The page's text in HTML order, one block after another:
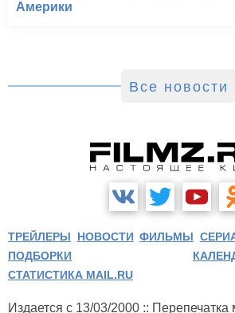
Америки
Все новости
ТРЕЙЛЕРЫ НОВОСТИ ФИЛЬМЫ
ПОДБОРКИ
СТАТИСТИКА MAIL.RU
Издается с 13/03/2000 :: Перепечатка